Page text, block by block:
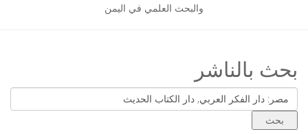
والبحث العلمي في اليمن
بحث بالناشر